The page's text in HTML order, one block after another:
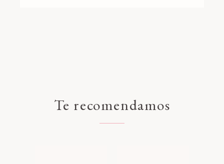
Te recomendamos